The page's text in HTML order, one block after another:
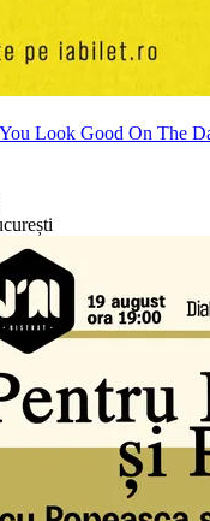
Look Good On The